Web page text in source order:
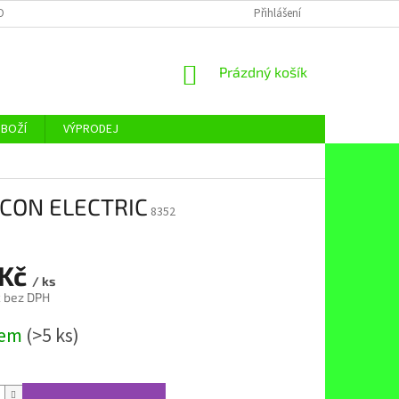
ÚDAJŮ Přihlášení
NÁKUPNÍ
Prázdný košík
VÝPRODEJ
ELECTRIC 8352
/ ks
bez DPH
(>5 ks)